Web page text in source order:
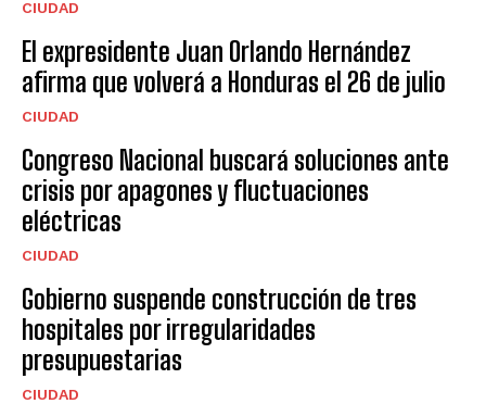
CIUDAD
El expresidente Juan Orlando Hernández
afirma que volverá a Honduras el 26 de julio
CIUDAD
Congreso Nacional buscará soluciones ante
crisis por apagones y fluctuaciones
eléctricas
CIUDAD
Gobierno suspende construcción de tres
hospitales por irregularidades
presupuestarias
CIUDAD